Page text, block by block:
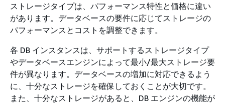
ストレージタイプは、パフォーマンス特性と価格に違い
があります。データベースの要件に応じてストレージの
パフォーマンスとコストを調整できます。
各 DB インスタンスは、サポートするストレージタイプ
やデータベースエンジンによって最小/最大ストレージ要
件が異なります。データベースの増加に対応できるよう
に、十分なストレージを確保しておくことが大切です。
また、十分なストレージがあると、DB エンジンの機能が